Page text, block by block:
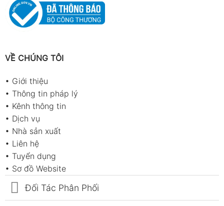
VỀ CHÚNG TÔI
• Giới thiệu
• Thông tin pháp lý
• Kênh thông tin
• Dịch vụ
• Nhà sản xuất
• Liên hệ
• Tuyển dụng
• Sơ đồ Website
Đối Tác Phân Phối